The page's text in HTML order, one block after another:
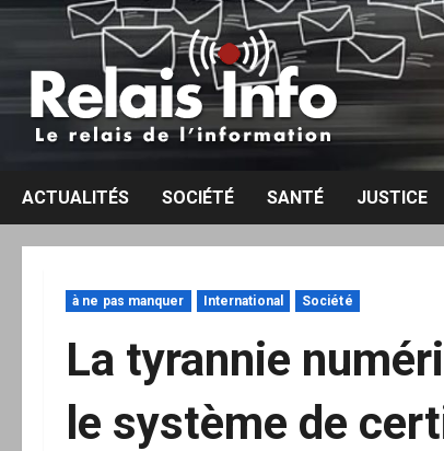
Aller
contenu
ACTUALITÉS SOCIÉTÉ SANTÉ JUSTICE
à ne pas manquer International Société
La tyrannie
le système de